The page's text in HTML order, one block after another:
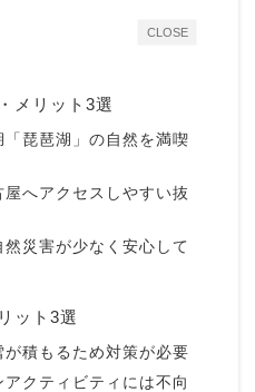
CLOSE
メリット3選
「琵琶湖」の自然を満喫
へアクセスしやすい抜
災害が少なく安心して
ット3選
積もるため対策が必要
クティビティには不向